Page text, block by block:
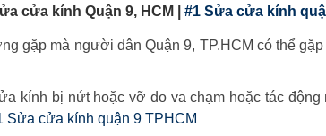
cửa kính Quận 9, HCM | #1 Sửa cửa kính
gặp mà người dân Quận 9, TP.HCM có thể
kính bị nứt hoặc vỡ do va chạm hoặc tác
Sửa cửa kính quận 9 TPHCM